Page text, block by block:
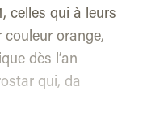
celles qui à leurs
orange,
dès l’an
qui, da